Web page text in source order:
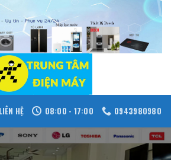
LIÊN HỆ 08:00 - 17:00 0943980980